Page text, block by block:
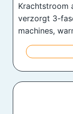
Krachtstroom
verzorgt 3-
machines,